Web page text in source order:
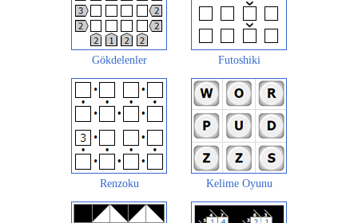
Gökdelenler Futoshiki
Renzoku Kelime Oyunu